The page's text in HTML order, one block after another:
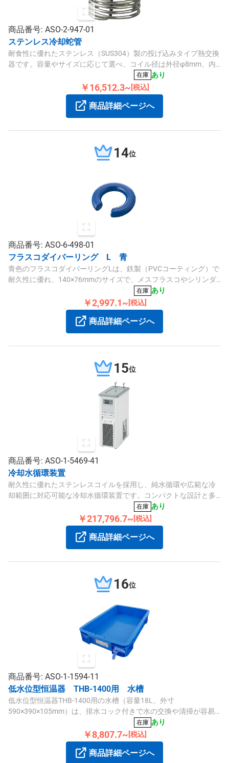
商品番号: ASO-2-947-01
ステンレス冷却蛇管
耐食性に優れたステンレス（SUS304）製の投げ込みタイプ熱交換
器です。容量やサイズに応じて選べ、コイル径は外径φ8mm、内
在庫 あり
￥16,512.3~[税込]
商品詳細ページへ
14位
商品番号: ASO-6-498-01
フラスコダイバーリング L 青
青色のフラスコダイバーリングLは、鉄製（PVCコーティング）で
耐久性に優れ、140×76mmのサイズで、メスフラスコやシリンダ
ーなどの破損しやすい器具に取り付けるL型の補助リングです。
在庫 あり
￥2,997.1~ [税込]
商品詳細ページへ
15位
商品番号: ASO-1-5469-41
冷却水循環装置
耐久性に優れたステンレスコイルを採用し、純水循環や広範な冷
却範囲に対応可能な冷却水循環装置です。コンパクトな設計と多
機能保護装置を備え、安全にご使用いただけます。
在庫 あり
￥217,796.7~ [税込]
商品詳細ページへ
16位
商品番号: ASO-1-1594-11
低水位型恒温器 THB-1400用 水槽
低水位型恒温器THB-1400用の水槽（容量18L、外寸
590×390×105mm）は、排水コック付きで水の交換や清掃が容易
です。材質は耐久性のあるポリプロピレン製です。
在庫 あり
￥8,807.7~ [税込]
商品詳細ページへ